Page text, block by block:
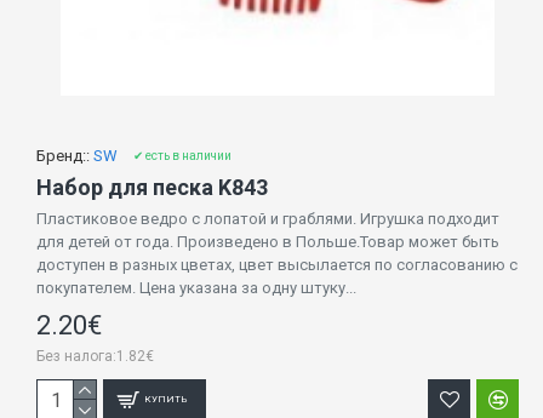
Бренд:: SW ✔ есть в наличии
Набор для песка K843
Пластиковое ведро с лопатой и граблями. Игрушка подходит
для детей от года. Произведено в Польше.Товар может быть
доступен в разных цветах, цвет высылается по согласованию с
покупателем. Цена указана за одну штуку...
2.20€
Без налога:1.82€
КУПИТЬ